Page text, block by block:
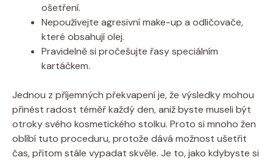
ošetření.
Nepoužívejte agresivní make-up a odličovače,
které obsahují olej.
Pravidelně si pročešujte řasy speciálním
kartáčkem.
Jednou z příjemných překvapení je, že výsledky mohou
přinést radost téměř každý den, aniž byste museli být
otroky svého kosmetického stolku. Proto si mnoho žen
oblíbí tuto proceduru, protože dává možnost ušetřit
čas, přitom stále vypadat skvěle. Je to, jako kdybyste si